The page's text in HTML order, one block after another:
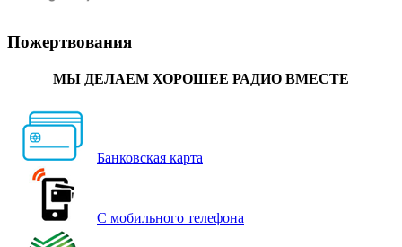
Пожертвования
МЫ ДЕЛАЕМ ХОРОШЕЕ РАДИО ВМЕСТЕ
Банковская карта
С мобильного телефона